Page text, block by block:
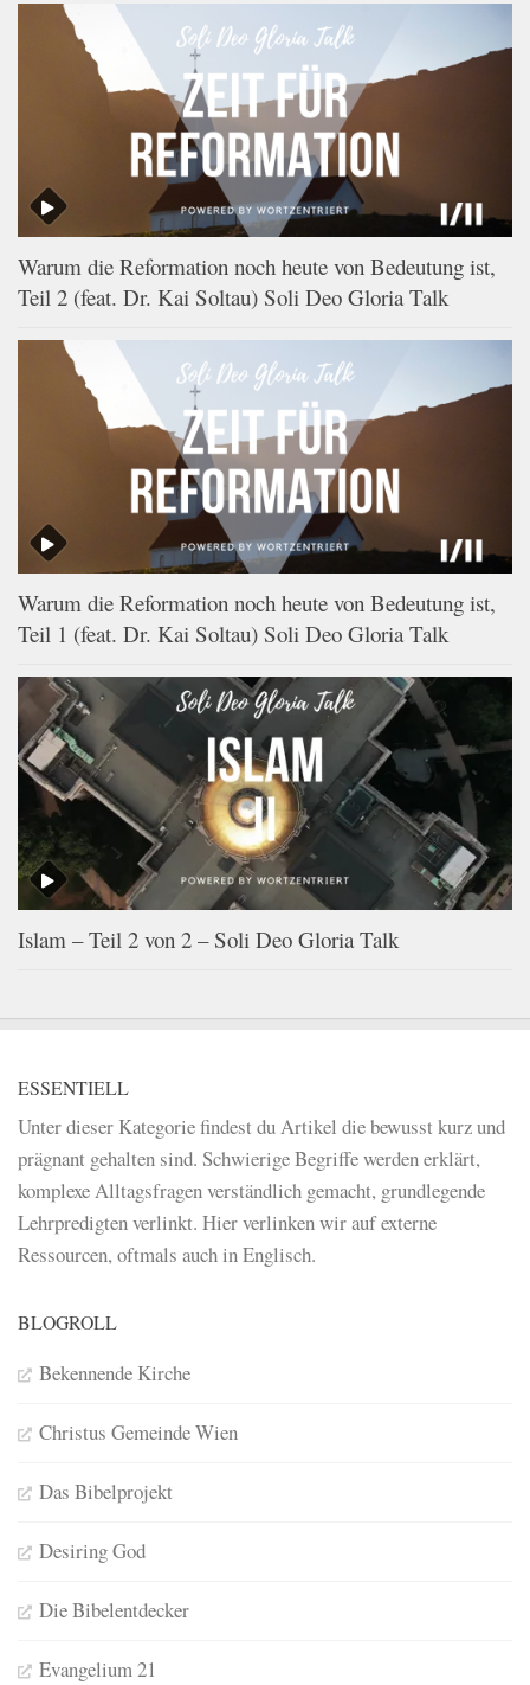
Warum die Reformation noch heute von Bedeutung ist,
Teil 2 (feat. Dr. Kai Soltau) Soli Deo Gloria Talk
Warum die Reformation noch heute von Bedeutung ist,
Teil 1 (feat. Dr. Kai Soltau) Soli Deo Gloria Talk
Islam – Teil 2 von 2 – Soli Deo Gloria Talk
ESSENTIELL
Unter dieser Kategorie findest du Artikel die bewusst kurz und
prägnant gehalten sind. Schwierige Begriffe werden erklärt,
komplexe Alltagsfragen verständlich gemacht, grundlegende
Lehrpredigten verlinkt. Hier verlinken wir auf externe
Ressourcen, oftmals auch in Englisch.
BLOGROLL
Bekennende Kirche
Christus Gemeinde Wien
Das Bibelprojekt
Desiring God
Die Bibelentdecker
Evangelium 21